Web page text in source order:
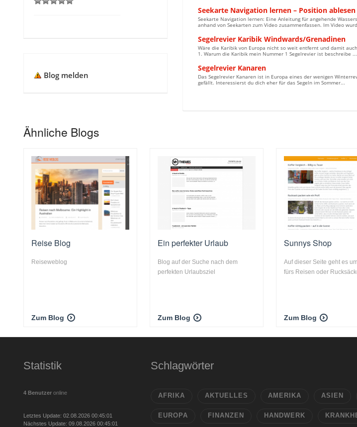
Seekarte Navigation lernen – Position
Seekarte Navigation lernen: Eine Anleitung für angehende
anhand von Seekarten zum Video zusammenfassen. Im Video
Segelrevier Karibik Windwards/Grenadinen
Wäre die Karibik von Europa nicht so weit entfernt und damit
1. Warum die Karibik mein Nummer 1 Segelrevier ist beschreibe ...
Segelrevier Kanaren
Das Segelrevier Kanaren ist in Europa eines der wenigen
gefällt. Interessierst du dich eher für das Segeln im Sommer...
Blog melden
Ähnliche Blogs
Reise Blog
Reiseweblog
Zum Blog
Ein perfekter Urlaub
Blog auf der Suche nach dem
perfekten Urlaubsziel
Zum Blog
Sunnys Shop
Auf dieser Seite geht es
fürs Reisen oder
Zum Blog
Statistik
4 Benutzer online
Letztes Update: 02.08.2026 00:45:01
Nächstes Update: 09.08.2026 00:45:01
Schlagwörter
AFRIKA AKTUELLES AMERIKA ASIEN
EUROPA FINANZEN HANDWERK